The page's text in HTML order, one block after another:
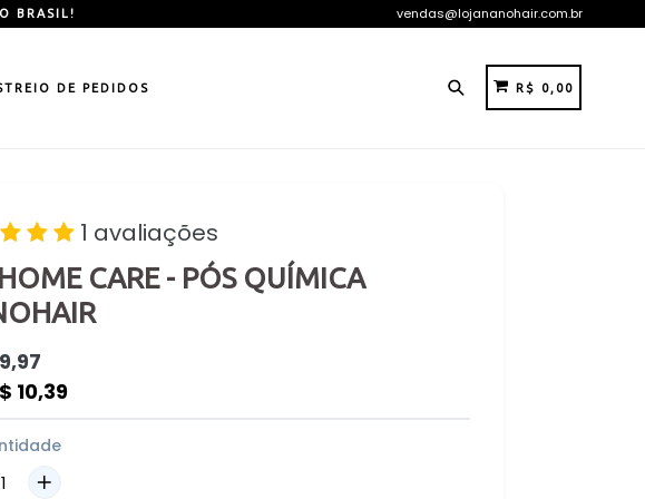
BRASIL! vendas@lojananohair.com.br
DE PEDIDOS Pesquisar
CARRINHO
CARRINHO
R$ 0,00
1 avaliações
CARE - PÓS QUÍMICA
10,39